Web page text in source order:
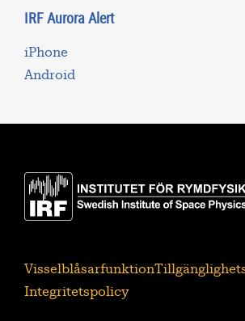
IRF Aurora Alert
iPhone
Android
Visselblåsarfunktion
Integritetspolicy